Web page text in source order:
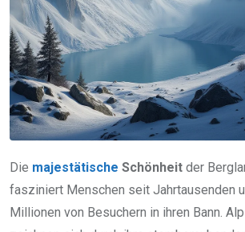
Die majestätische Schönheit der
fasziniert Menschen seit Jahrtausenden
Millionen von Besuchern in ihren Bann.